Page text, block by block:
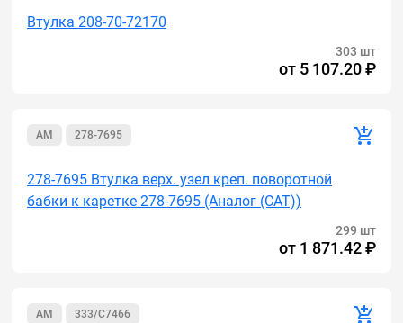
Втулка 208-70-72170
303 шт
от 5 107.20 ₽
AM 278-7695
278-7695 Втулка верх. узел креп. поворотной
бабки к каретке 278-7695 (Аналог (САТ))
299 шт
от 1 871.42 ₽
AM 333/C7466